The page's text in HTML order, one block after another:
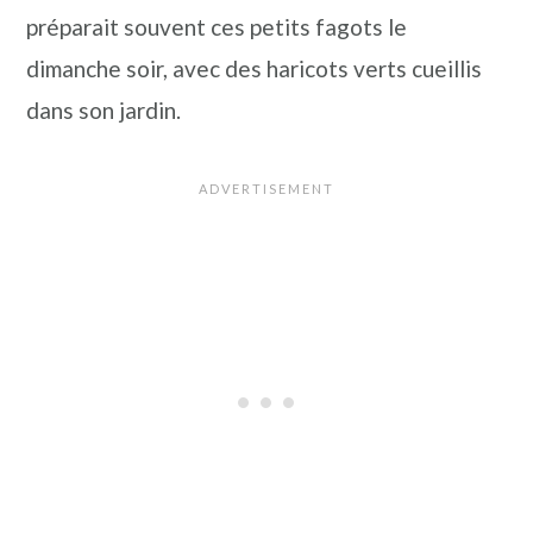
préparait souvent ces petits fagots le
dimanche soir, avec des haricots verts cueillis
dans son jardin.